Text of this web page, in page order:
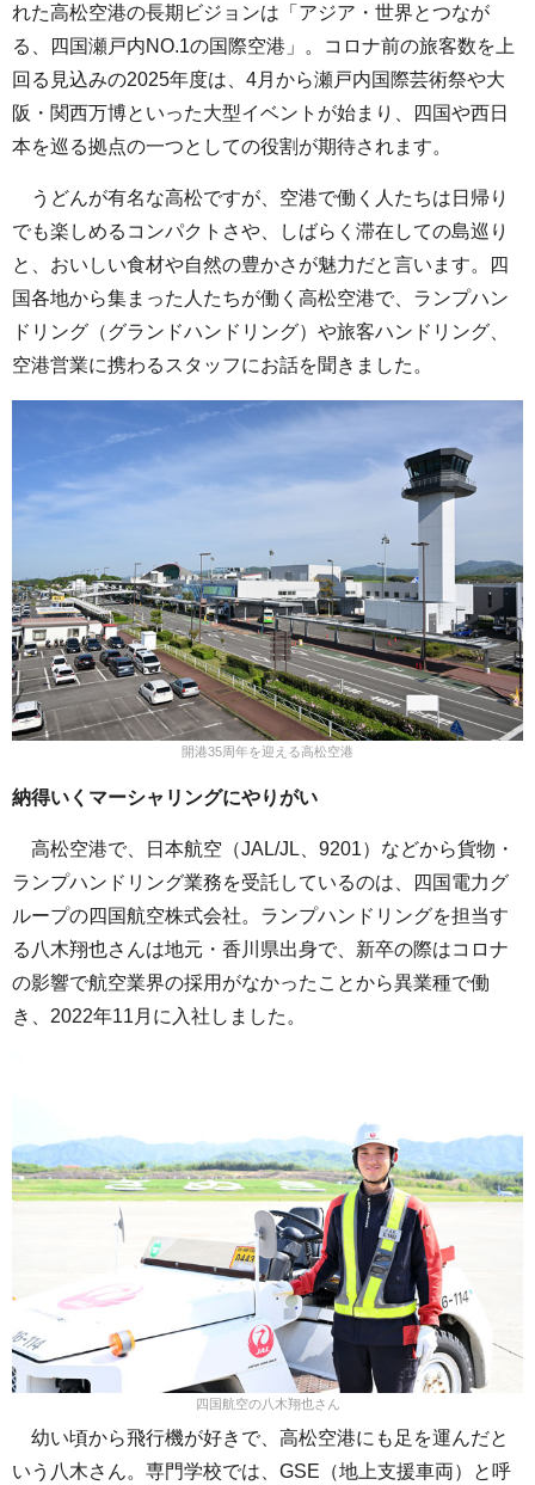
れた高松空港の長期ビジョンは「アジア・世界とつなが
る、四国瀬戸内NO.1の国際空港」。コロナ前の旅客数を上
回る見込みの2025年度は、4月から瀬戸内国際芸術祭や大
阪・関西万博といった大型イベントが始まり、四国や西日
本を巡る拠点の一つとしての役割が期待されます。
うどんが有名な高松ですが、空港で働く人たちは日帰り
でも楽しめるコンパクトさや、しばらく滞在しての島巡り
と、おいしい食材や自然の豊かさが魅力だと言います。四
国各地から集まった人たちが働く高松空港で、ランプハン
ドリング（グランドハンドリング）や旅客ハンドリング、
空港営業に携わるスタッフにお話を聞きました。
開港35周年を迎える高松空港
納得いくマーシャリングにやりがい
高松空港で、日本航空（JAL/JL、9201）などから貨物・
ランプハンドリング業務を受託しているのは、四国電力グ
ループの四国航空株式会社。ランプハンドリングを担当す
る八木翔也さんは地元・香川県出身で、新卒の際はコロナ
の影響で航空業界の採用がなかったことから異業種で働
き、2022年11月に入社しました。
四国航空の八木翔也さん
幼い頃から飛行機が好きで、高松空港にも足を運んだと
いう八木さん。専門学校では、GSE（地上支援車両）と呼